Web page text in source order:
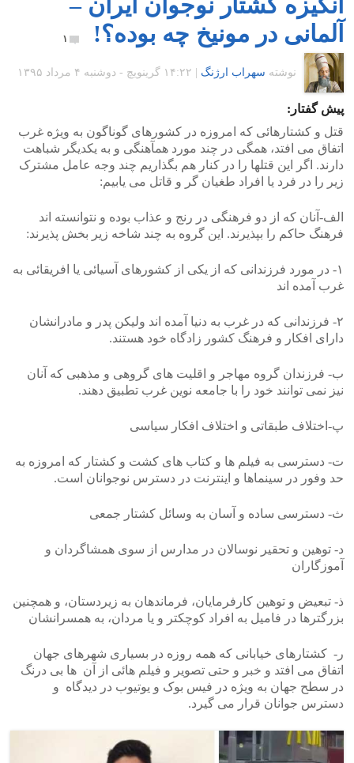
آلمانی در مونیخ چه بوده؟!
۱
نوشته سهراب ارژنگ ۱۴:۲۲ گرينويچ - دوشنبه ۴ مرداد ۱۳۹۵
پیش گفتار:
قتل و کشتارهائی که امروزه در کشورهای گوناگون به ویژه غرب
اتفاق می افتد، همگی در چند مورد همآهنگی و به یکدیگر شباهت
دارند. اگر این قتلها را در کنار هم بگذاریم چند وجه عامل مشترک
زیر را در فرد یا افراد طغیان گر و قاتل می یابیم:
الف-آنان که از دو فرهنگی در رنج و عذاب بوده و نتوانسته اند
فرهنگ حاکم را بپذیرند. این گروه به چند شاخه زیر بخش پذیرند:
۱- در مورد فرزندانی که از یکی از کشورهای آسیائی یا افریقائی به
غرب آمده اند
۲- فرزندانی که در غرب به دنیا آمده اند ولیکن پدر و مادرانشان
دارای افکار و فرهنگ کشور زادگاه خود هستند.
ب- فرزندان گروه مهاجر و اقلیت های گروهی و مذهبی که آنان
نیز نمی توانند خود را با جامعه نوین غرب تطبیق دهند.
پ-اختلاف طبقاتی و اختلاف افکار سیاسی
ت- دسترسی به فیلم ها و کتاب های کشت و کشتار که امروزه به
حد وفور در سینماها و اینترنت در دسترس نوجوانان است.
ث- دسترسی ساده و آسان به وسائل کشتار جمعی
د- توهین و تحقیر نوسالان در مدارس از سوی همشاگردان و
آموزگاران
ذ- تبعیض و توهین کارفرمایان، فرماندهان به زیردستان، و همچنین
بزرگترها در فامیل به افراد کوچکتر و یا مردان، به همسرانشان
ر- کشتارهای خیابانی که همه روزه در بسیاری شهرهای جهان
اتفاق می افتد و خبر و حتی تصویر و فیلم هائی از آن ها بی درنگ
در سطح جهان به ویژه در فیس بوک و یوتیوب در دیدگاه و
دسترس جوانان قرار می گیرد.